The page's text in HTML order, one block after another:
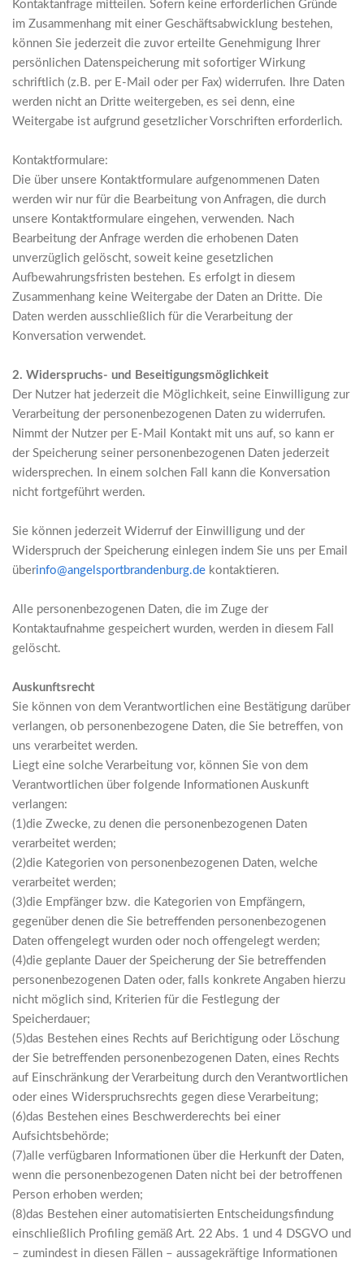
Kontaktanfrage mitteilen. Sofern keine erforderlichen Gründe
im Zusammenhang mit einer Geschäftsabwicklung bestehen,
können Sie jederzeit die zuvor erteilte Genehmigung Ihrer
persönlichen Datenspeicherung mit sofortiger Wirkung
schriftlich (z.B. per E-Mail oder per Fax) widerrufen. Ihre Daten
werden nicht an Dritte weitergeben, es sei denn, eine
Weitergabe ist aufgrund gesetzlicher Vorschriften erforderlich.
Kontaktformulare:
Die über unsere Kontaktformulare aufgenommenen Daten
werden wir nur für die Bearbeitung von Anfragen, die durch
unsere Kontaktformulare eingehen, verwenden. Nach
Bearbeitung der Anfrage werden die erhobenen Daten
unverzüglich gelöscht, soweit keine gesetzlichen
Aufbewahrungsfristen bestehen. Es erfolgt in diesem
Zusammenhang keine Weitergabe der Daten an Dritte. Die
Daten werden ausschließlich für die Verarbeitung der
Konversation verwendet.
2. Widerspruchs- und Beseitigungsmöglichkeit
Der Nutzer hat jederzeit die Möglichkeit, seine Einwilligung zur
Verarbeitung der personenbezogenen Daten zu widerrufen.
Nimmt der Nutzer per E-Mail Kontakt mit uns auf, so kann er
der Speicherung seiner personenbezogenen Daten jederzeit
widersprechen. In einem solchen Fall kann die Konversation
nicht fortgeführt werden.
Sie können jederzeit Widerruf der Einwilligung und der
Widerspruch der Speicherung einlegen indem Sie uns per Email
überinfo@angelsportbrandenburg.de kontaktieren.
Alle personenbezogenen Daten, die im Zuge der
Kontaktaufnahme gespeichert wurden, werden in diesem Fall
gelöscht.
Auskunftsrecht
Sie können von dem Verantwortlichen eine Bestätigung darüber
verlangen, ob personenbezogene Daten, die Sie betreffen, von
uns verarbeitet werden.
Liegt eine solche Verarbeitung vor, können Sie von dem
Verantwortlichen über folgende Informationen Auskunft
verlangen:
(1)die Zwecke, zu denen die personenbezogenen Daten
verarbeitet werden;
(2)die Kategorien von personenbezogenen Daten, welche
verarbeitet werden;
(3)die Empfänger bzw. die Kategorien von Empfängern,
gegenüber denen die Sie betreffenden personenbezogenen
Daten offengelegt wurden oder noch offengelegt werden;
(4)die geplante Dauer der Speicherung der Sie betreffenden
personenbezogenen Daten oder, falls konkrete Angaben hierzu
nicht möglich sind, Kriterien für die Festlegung der
Speicherdauer;
(5)das Bestehen eines Rechts auf Berichtigung oder Löschung
der Sie betreffenden personenbezogenen Daten, eines Rechts
auf Einschränkung der Verarbeitung durch den Verantwortlichen
oder eines Widerspruchsrechts gegen diese Verarbeitung;
(6)das Bestehen eines Beschwerderechts bei einer
Aufsichtsbehörde;
(7)alle verfügbaren Informationen über die Herkunft der Daten,
wenn die personenbezogenen Daten nicht bei der betroffenen
Person erhoben werden;
(8)das Bestehen einer automatisierten Entscheidungsfindung
einschließlich Profiling gemäß Art. 22 Abs. 1 und 4 DSGVO und
– zumindest in diesen Fällen – aussagekräftige Informationen